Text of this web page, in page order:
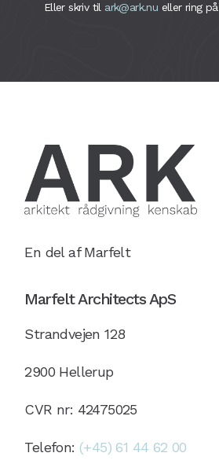
Eller skriv til ark@ark.nu eller ring på
En del af Marfelt
Marfelt Architects ApS
Strandvejen 128
2900 Hellerup
CVR nr: 42475025
Telefon: (+45) 61 44 62 00